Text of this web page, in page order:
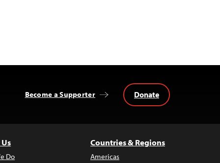
Become a Supporter Donate
Do
Countries & Regions
Americas